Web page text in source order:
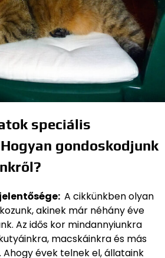
speciális
gondoskodjunk
A cikkünkben olyan
akinek már néhány éve
Az idős kor mindannyiunkra
macskáinkra és más
Ahogy évek telnek el, állataink